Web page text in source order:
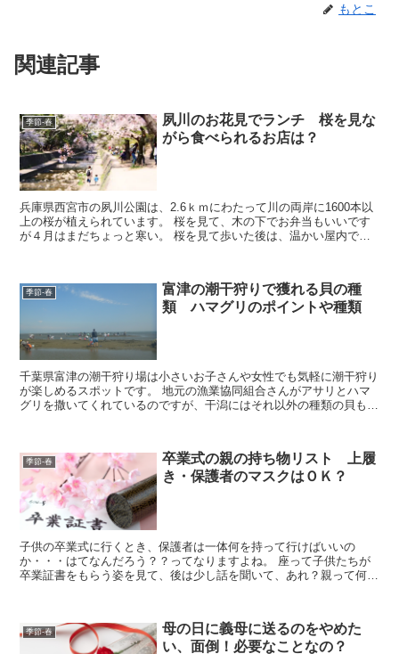
もとこ
関連記事
季節-春
夙川のお花見でランチ 桜を見な
がら食べられるお店は？
兵庫県西宮市の夙川公園は、2.6ｋｍにわたって川の両岸に1600本以
上の桜が植えられています。 桜を見て、木の下でお弁当もいいです
が４月はまだちょっと寒い。 桜を見て歩いた後は、温かい屋内で美
季節-春
富津の潮干狩りで獲れる貝の種
類 ハマグリのポイントや種類
千葉県富津の潮干狩り場は小さいお子さんや女性でも気軽に潮干狩り
が楽しめるスポットです。 地元の漁業協同組合さんがアサリとハマ
グリを撒いてくれているのですが、干潟にはそれ以外の種類の貝も
季節-春
卒業式の親の持ち物リスト 上履
き・保護者のマスクはＯＫ？
子供の卒業式に行くとき、保護者は一体何を持って行けばいいの
か・・・はてなんだろう？？ってなりますよね。 座って子供たちが
卒業証書をもらう姿を見て、後は少し話を聞いて、あれ？親って何を
季節-春
母の日に義母に送るのをやめた
い、面倒！必要なことなの？